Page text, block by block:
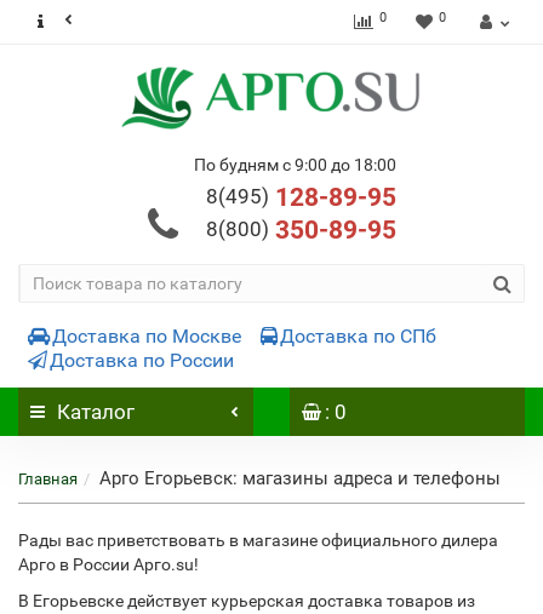
0 0
По будням с 9:00 до 18:00
8(495) 128-89-95
8(800) 350-89-95
Доставка по Москве
Доставка по СПб
Доставка по России
Каталог : 0
Главная Арго Егорьевск: магазины адреса и телефоны
Рады вас приветствовать в магазине официального дилера
Арго в России Арго.su!
В Егорьевске действует курьерская доставка товаров из